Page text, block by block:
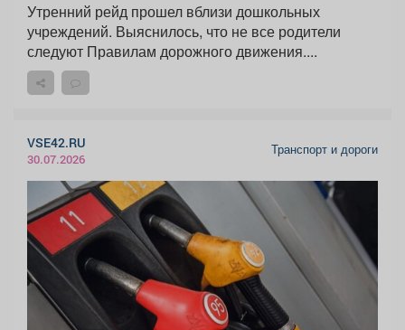
Утренний рейд прошел вблизи дошкольных
учреждений. Выяснилось, что не все родители
следуют Правилам дорожного движения....
VSE42.RU
30.07.2026
Транспорт и дороги